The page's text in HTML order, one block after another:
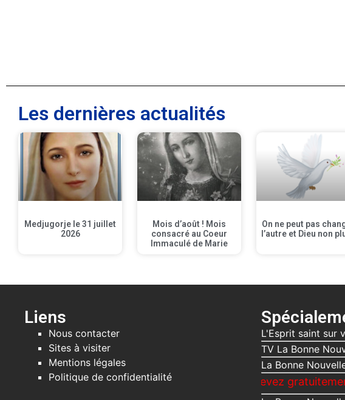
Les dernières actualités
Medjugorje le 31 juillet
2026
Mois d’août ! Mois
consacré au Coeur
Immaculé de Marie
On ne peut pas
l’autre et Dieu non
Liens
Nous contacter
Sites à visiter
Mentions légales
Politique de confidentialité
L'Esprit saint sur
TV La Bonne
La Bonne
Recevez gratuitement le